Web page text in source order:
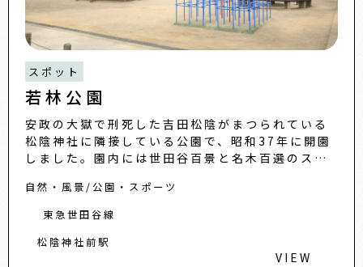
スポット
若林公園
安政の大獄で刑死した吉田松陰がまつられている
松陰神社に隣接している公園で、昭和37年に開園
しました。園内には世田谷百景と名木百選のスジ
の憩いの場となっていま
自然・風景
公園・スポーツ
東急世田谷線
松陰神社前駅
VIEW